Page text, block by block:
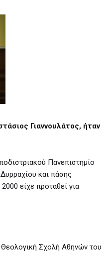
Γιαννουλάτος, ήταν
Πανεπιστημίο
και πάσης
είχε προταθεί για
Σχολή Αθηνών του